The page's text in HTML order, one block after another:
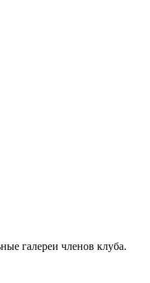
галереи членов клуба.